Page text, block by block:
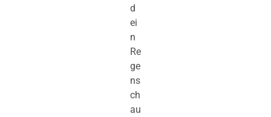
d
ei
n
Re
ge
ns
ch
au